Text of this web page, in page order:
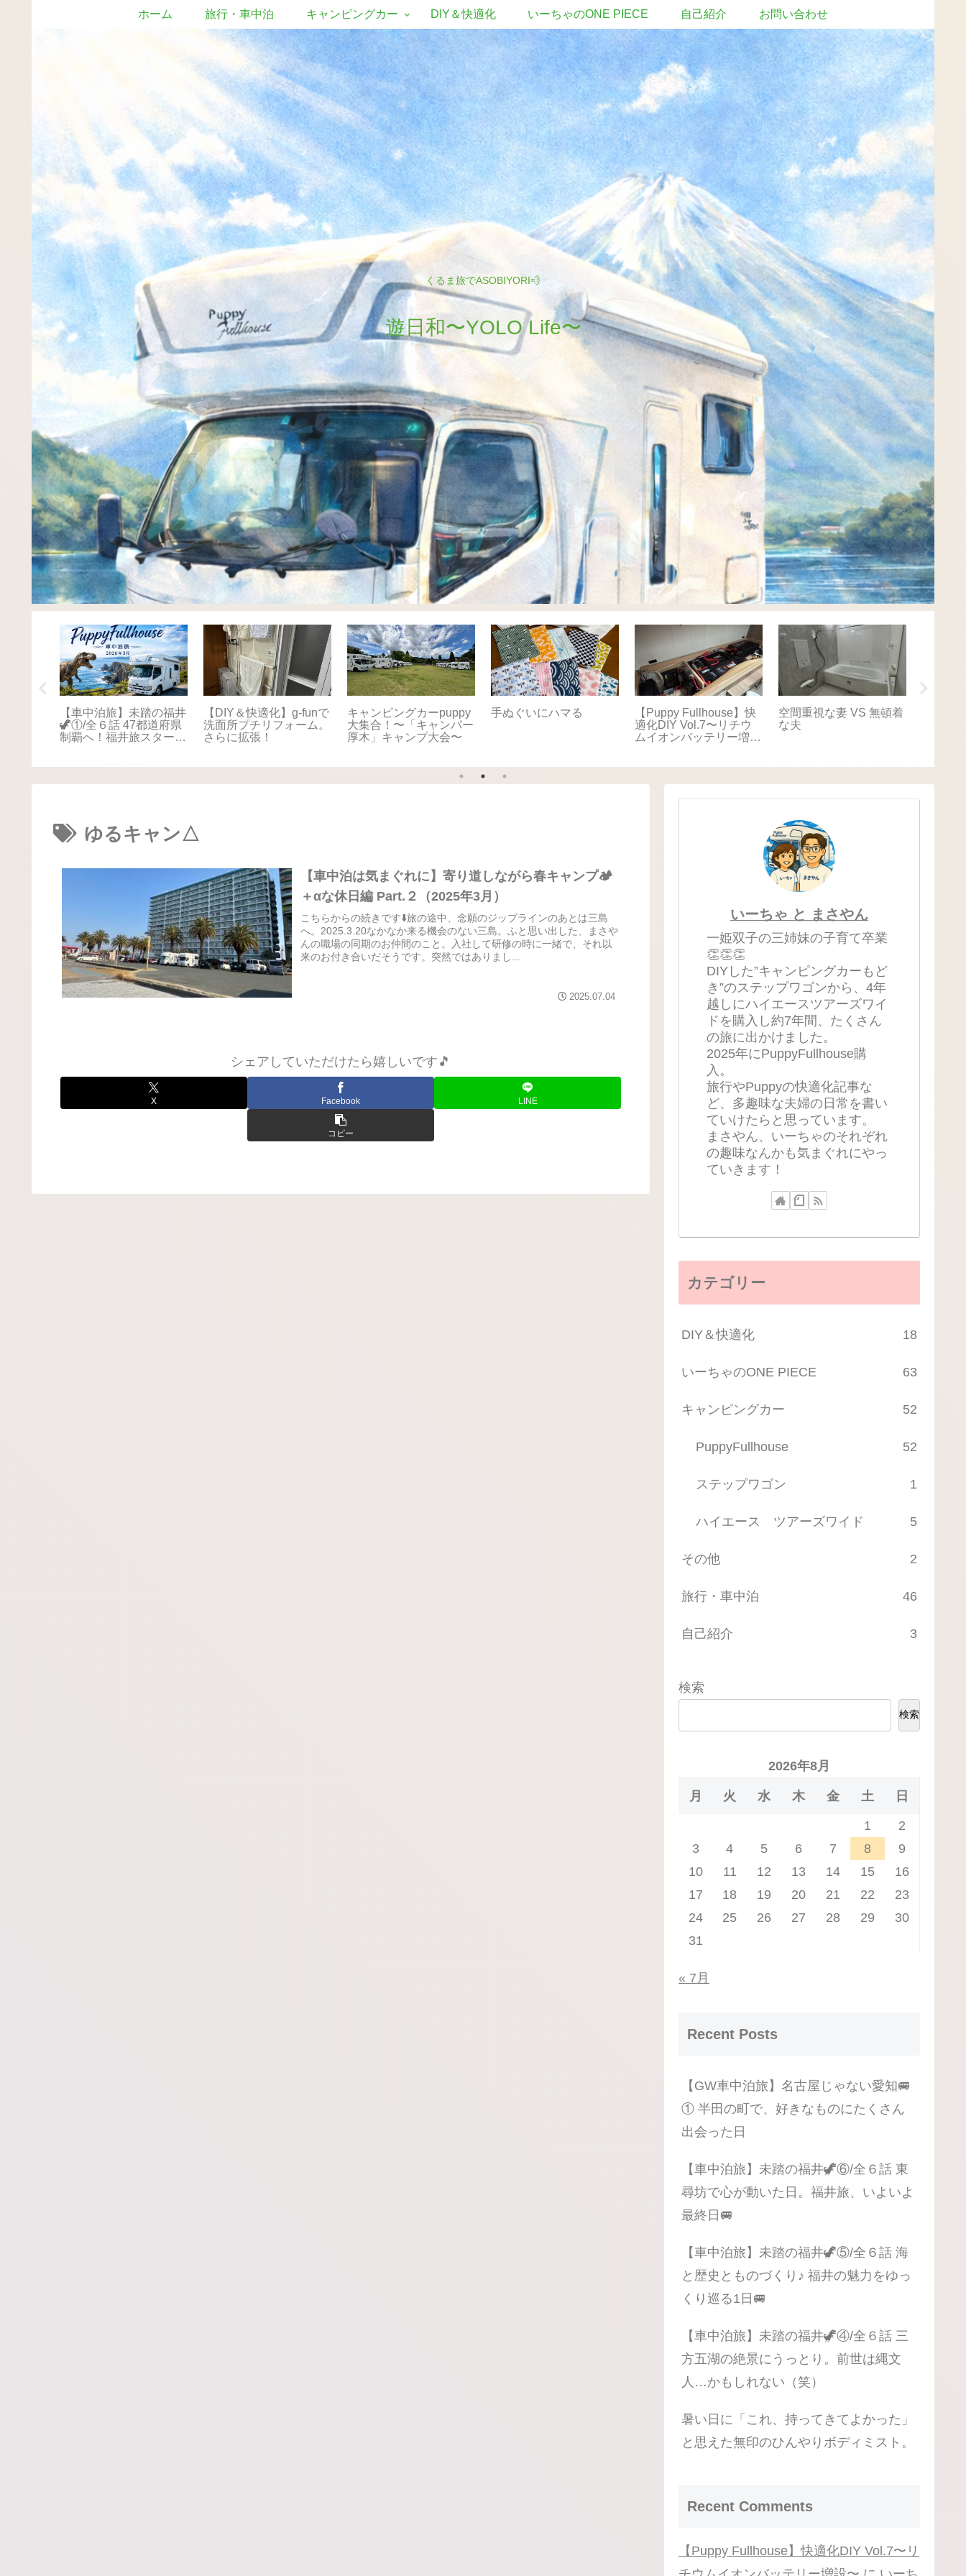
くるま旅でASOBIYORI💨
遊日和〜YOLO Life〜
ホーム 旅行・車中泊 キャンピングカー DIY＆快適化 いーちゃのONE PIECE 自己紹介 お問い合わせ
【車中泊旅】未踏の福井
🦖①/全６話 47都道府県
制覇へ！福井旅スタート
【DIY＆快適化】g-funで
洗面所プチリフォーム。
さらに拡張！
キャンピングカーpuppy
大集合！〜「キャンパー
厚木」キャンプ大会〜
手ぬぐいにハマる
【Puppy Fullhouse】快
適化DIY Vol.7〜リチウ
ムイオンバッテリー増
空間重視な妻 VS 無頓着
な夫
ゆるキャン△
【車中泊は気まぐれに】寄り道しながら春キャンプ🏕️
＋αな休日編 Part.２（2025年3月）
こちらからの続きです⬇️旅の途中、念願のジップラインのあとは三島
へ。2025.3.20なかなか来る機会のない三島。ふと思い出した、まさや
んの職場の同期のお仲間のこと。入社して研修の時に一緒で、それ以
来のお付き合いだそうです。突然ではありまし...
2025.07.04
シェアしていただけたら嬉しいです🎵
X Facebook LINE
コピー
いーちゃ と まさやん
一姫双子の三姉妹の子育て卒業
👏👏👏
DIYした”キャンピングカーもど
き”のステップワゴンから、4年
越しにハイエースツアーズワイ
ドを購入し約7年間、たくさん
の旅に出かけました。
2025年にPuppyFullhouse購
入。
旅行やPuppyの快適化記事な
ど、多趣味な夫婦の日常を書い
ていけたらと思っています。
まさやん、いーちゃのそれぞれ
の趣味なんかも気まぐれにやっ
ていきます！
カテゴリー
DIY＆快適化 18
いーちゃのONE PIECE 63
キャンピングカー 52
PuppyFullhouse 52
ステップワゴン 1
ハイエース ツアーズワイド 5
その他 2
旅行・車中泊 46
自己紹介 3
検索
検索
2026年8月
月 火 水 木 金 土 日
1
2
3
4 5 6 7 8
9
10
11 12 13 14 15
16
17
18 19 20 21 22
23
24
25 26 27 28 29
30
31
« 7月
Recent Posts
【GW車中泊旅】名古屋じゃない愛知🚐
① 半田の町で、好きなものにたくさん
出会った日
【車中泊旅】未踏の福井🦖⑥/全６話 東
尋坊で心が動いた日。福井旅、いよいよ
最終日🚐
【車中泊旅】未踏の福井🦖⑤/全６話 海
と歴史とものづくり♪ 福井の魅力をゆっ
くり巡る1日🚐
【車中泊旅】未踏の福井🦖④/全６話 三
方五湖の絶景にうっとり。前世は縄文
人…かもしれない（笑）
暑い日に「これ、持ってきてよかった」
と思えた無印のひんやりボディミスト。
Recent Comments
【Puppy Fullhouse】快適化DIY Vol.7〜リ